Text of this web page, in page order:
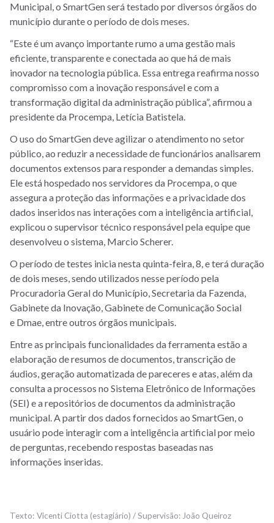
Municipal, o SmartGen será testado por diversos órgãos do
município durante o período de dois meses.
“Este é um avanço importante rumo a uma gestão mais
eficiente, transparente e conectada ao que há de mais
inovador na tecnologia pública. Essa entrega reafirma nosso
compromisso com a inovação responsável e com a
transformação digital da administração pública”, afirmou a
presidente da Procempa, Letícia Batistela.
O uso do SmartGen deve agilizar o atendimento no setor
público, ao reduzir a necessidade de funcionários analisarem
documentos extensos para responder a demandas simples.
Ele está hospedado nos servidores da Procempa, o que
assegura a proteção das informações e a privacidade dos
dados inseridos nas interações com a inteligência artificial,
explicou o supervisor técnico responsável pela equipe que
desenvolveu o sistema, Marcio Scherer.
O período de testes inicia nesta quinta-feira, 8, e terá duração
de dois meses, sendo utilizados nesse período pela
Procuradoria Geral do Município, Secretaria da Fazenda,
Gabinete da Inovação, Gabinete de Comunicação Social
e Dmae, entre outros órgãos municipais.
Entre as principais funcionalidades da ferramenta estão a
elaboração de resumos de documentos, transcrição de
áudios, geração automatizada de pareceres e atas, além da
consulta a processos no Sistema Eletrônico de Informações
(SEI) e a repositórios de documentos da administração
municipal. A partir dos dados fornecidos ao SmartGen, o
usuário pode interagir com a inteligência artificial por meio
de perguntas, recebendo respostas baseadas nas
informações inseridas.
Vicenti Ciotta (estagiário) / Supervisão: João Queiroz